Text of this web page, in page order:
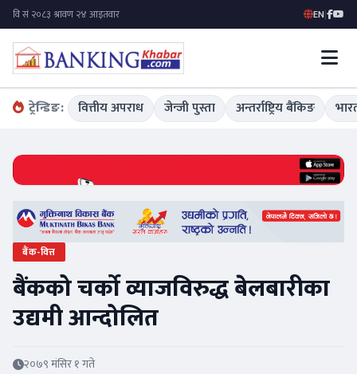
EN|
ट्रेन्डिङ: वित्तीय अपराध जेन्जी पुस्ता अन्तर्राष्ट्रिय बैंकिङ
बैंक-वित्त
बैंकको चर्को व्याजविरुद्ध बेलबारीका
उद्यमी आन्दोलित
२०७९ मंसिर १ गते